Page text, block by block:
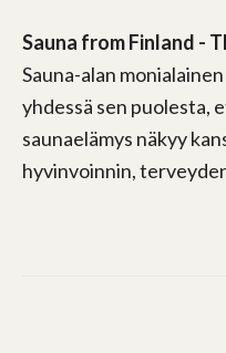
Sauna from Finland -
Sauna-alan
yhdessä sen puolesta,
saunaelämys näkyy
hyvinvoinnin,